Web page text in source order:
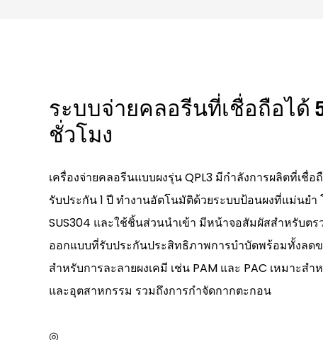
ระบบจ่ายคลอรีนที่เชื่อถือได้
ชั่วโมง
เครื่องจ่ายคลอรีนแบบผงรุ่น QPL3 มีกำลังการผลิตที่เชื่
รับประกัน 1 ปี ทำงานอัตโนมัติด้วยระบบป้อนผงที่แม่นยำ
SUS304 และใช้ชิ้นส่วนนำเข้า มีหน้าจอสัมผัสสำหรับต
ออกแบบที่รับประกันประสิทธิภาพการบำบัดพร้อมทั้งลดข
สำหรับการละลายผงเคมี เช่น PAM และ PAC เหมาะส
และอุตสาหกรรม รวมถึงการกำจัดกากตะกอน
◎